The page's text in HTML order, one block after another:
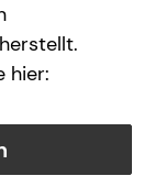
advice
hier: